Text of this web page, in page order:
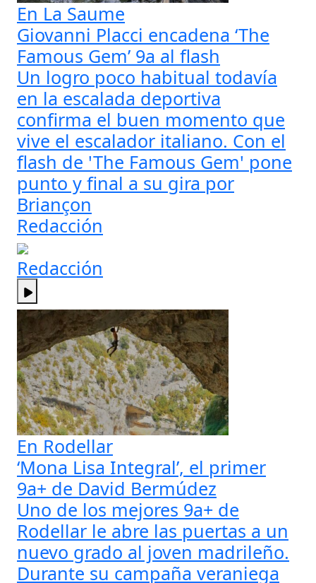
En La Saume
Giovanni Placci encadena ‘The
Famous Gem’ 9a al flash
Un logro poco habitual todavía
en la escalada deportiva
confirma el buen momento que
vive el escalador italiano. Con el
flash de 'The Famous Gem' pone
punto y final a su gira por
Briançon
Redacción
Redacción
En Rodellar
‘Mona Lisa Integral’, el primer
9a+ de David Bermúdez
Uno de los mejores 9a+ de
Rodellar le abre las puertas a un
nuevo grado al joven madrileño.
Durante su campaña veraniega